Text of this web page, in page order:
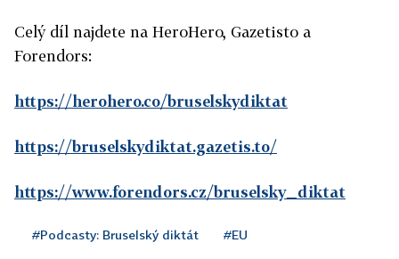
Celý díl najdete na HeroHero, Gazetisto a
Forendors:
https://herohero.co/bruselskydiktat
https://bruselskydiktat.gazetis.to/
https://www.forendors.cz/bruselsky_diktat
#Podcasty: Bruselský diktát #EU